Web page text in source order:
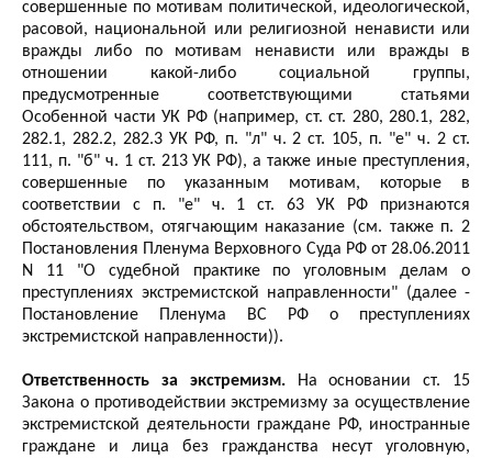
совершенные по мотивам политической, идеологической,
расовой, национальной или религиозной ненависти или
вражды либо по мотивам ненависти или вражды в
отношении какой-либо социальной группы,
предусмотренные соответствующими статьями
Особенной части УК РФ (например, ст. ст. 280, 280.1, 282,
282.1, 282.2, 282.3 УК РФ, п. "л" ч. 2 ст. 105, п. "е" ч. 2 ст.
111, п. "б" ч. 1 ст. 213 УК РФ), а также иные преступления,
совершенные по указанным мотивам, которые в
соответствии с п. "е" ч. 1 ст. 63 УК РФ признаются
обстоятельством, отягчающим наказание (см. также п. 2
Постановления Пленума Верховного Суда РФ от 28.06.2011
N 11 "О судебной практике по уголовным делам о
преступлениях экстремистской направленности" (далее -
Постановление Пленума ВС РФ о преступлениях
экстремистской направленности)).
Ответственность за экстремизм.
На основании ст. 15
Закона о противодействии экстремизму за осуществление
экстремистской деятельности граждане РФ, иностранные
граждане и лица без гражданства несут уголовную,